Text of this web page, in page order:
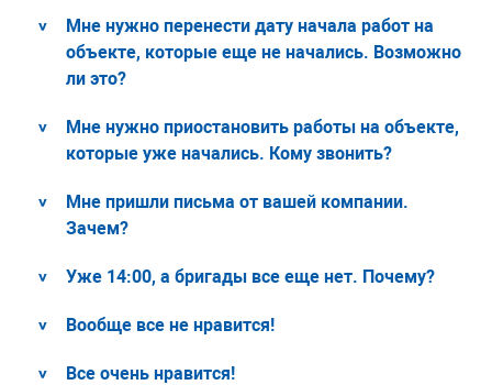
Мне нужно перенести дату начала работ на
объекте, которые еще не начались. Возможно
ли это?
Мне нужно приостановить работы на объекте,
которые уже начались. Кому звонить?
Мне пришли письма от вашей компании.
Зачем?
Уже 14:00, а бригады все еще нет. Почему?
Вообще все не нравится!
Все очень нравится!